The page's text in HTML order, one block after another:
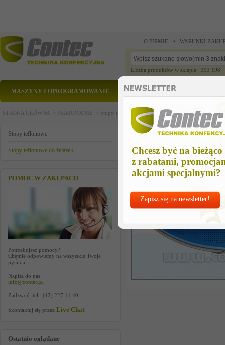
Chcesz być na bieżąco
z rabatami,
akcjami specjalnymi?
Zapisz się na newsletter!
O FIRMIE WARUNKI
Liczba produktów w sklepie: 393 198
MASZYNY I OPROGRAMOWANIE CZĘŚCI ZAMIENNE
STRONA GŁÓWNA > PRASOWANIE > Stopy teflonowe >Stopy teflonowe do żelazek >
Stopy teflonowe
Stopy teflonowe do żelazek
POMOC W ZAKUPACH
Potrzebujesz pomocy?
Chętnie odpowiemy na wszystkie Twoje
pytania.
Napisz do nas:
info@contec.pl
Zadzwoń: tel.: (42) 227 11 40
Skontaktuj się przez Live Chat
Ostatnio oglądane
stopa tefl. do nd1106/hd2117